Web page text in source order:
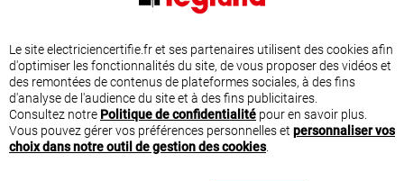
Une fois les appareils énergivores identifiés depuis l'application gratuite Home +
eau ou de la recharge de votre véhicule électrique, de gérer automatiquement le
niveau d'ouverture des volets roulants suivant la météo et de profiter
pleinement des heures creuses. La programmation de la mise en marche des
appareils énergivores permet d'adapter la consommation aux besoins du foyer,
au bon moment, sans dépasser le contrat d'abonnement.
Ce professionnel a suivi des formations spécifiques et dédiées sur les solutions
Legrand d'efficacité énergétique. L'entreprise ELEC DOM 68 est l'expert proche
Le site electriciencertifie.fr et ses partenaires utilisent des cookies afin
d'optimiser les fonctionnalités du site, de vous proposer des vidéos et
des remontées de contenus de plateformes sociales, à des fins
d'analyse de l'audience du site et à des fins publicitaires.
Consultez notre Politique de confidentialité pour en savoir plus.
Vous pouvez gérer vos préférences personnelles et personnaliser vos
choix dans notre outil de gestion des cookies.